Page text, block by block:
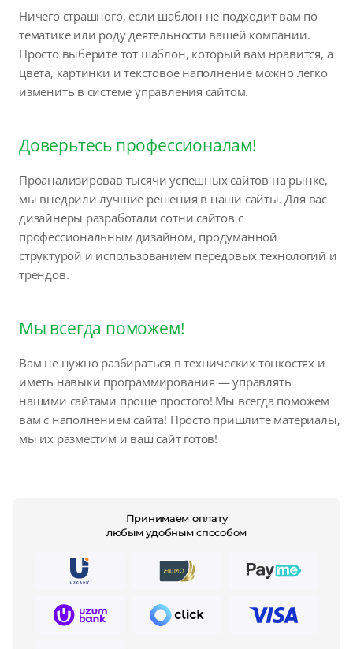
Ничего страшного, если шаблон не подходит вам по
тематике или роду деятельности вашей компании.
Просто выберите тот шаблон, который вам нравится, а
цвета, картинки и текстовое наполнение можно легко
изменить в системе управления сайтом.
Доверьтесь профессионалам!
Проанализировав тысячи успешных сайтов на рынке,
мы внедрили лучшие решения в наши сайты. Для вас
дизайнеры разработали сотни сайтов с
профессиональным дизайном, продуманной
структурой и использованием передовых технологий и
трендов.
Мы всегда поможем!
Вам не нужно разбираться в технических тонкостях и
иметь навыки программирования — управлять
нашими сайтами проще простого! Мы всегда поможем
вам с наполнением сайта! Просто пришлите материалы,
мы их разместим и ваш сайт готов!
Принимаем оплату
любым удобным способом